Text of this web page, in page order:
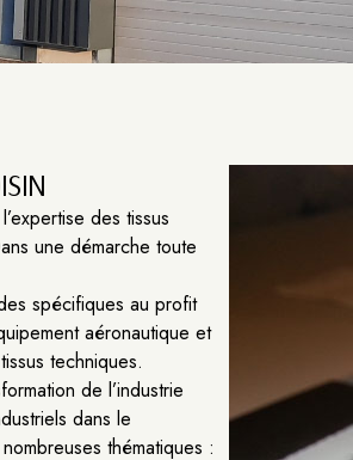
des tissus
une démarche toute
spécifiques au profit
aéronautique et
techniques.
de l’industrie
dans le
thématiques :